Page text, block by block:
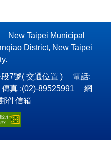
New Taipei Municipal
District, New Taipei
7號( 交通位置 ) 電話:
真 :(02)-89525991 網
件信箱